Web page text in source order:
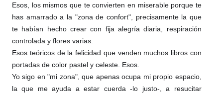
Esos, los mismos que te convierten en miserable porque te
has amarrado a la "zona de confort", precisamente la que
te habían hecho crear con fija alegría diaria, respiración
controlada y flores varias.
Esos teóricos de la felicidad que venden muchos libros con
portadas de color pastel y celeste. Esos.
Yo sigo en "mi zona", que apenas ocupa mi propio espacio,
la que me ayuda a estar cuerda -lo justo-, a resucitar